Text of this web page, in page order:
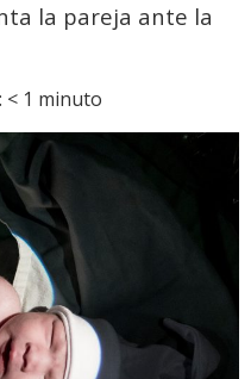
la pareja ante la
< 1 minuto